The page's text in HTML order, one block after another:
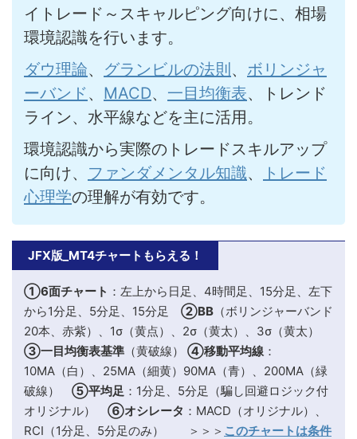
イトレード～スキャルピング向けに、相場
環境認識を行います。
ダウ理論、 グランビルの法則 、 ボリンジャ
ーバンド、 MACD、 一目均衡表、トレンド
ライン、水平線などを主に活用。
環境認識から実際のトレードスキルアップ
に向け、 ファンダメンタル知識、
トレード
心理学の理解が有効です。
JFX版_MT4チャートもらえる！
①6面チャート ：左上から日足、4時間足、15分足、左下
から1分足、5分足、15分足 ②BB （ボリンジャーバンド
20本、赤紫）、1σ（黄点）、2σ（黄太）、3σ（黄太）
③一目均衡表基準 （黄破線） ④移動平均線 ：
10MA（白）、25MA（細黄）90MA（青）、200MA（緑
破線） ⑤平均足 ：1分足、5分足（騙し回避ロジック付
オリジナル） ⑥オシレータ ：MACD（オリジナル）、
RCI（1分足、5分足のみ） ＞＞＞ このチャートは条件